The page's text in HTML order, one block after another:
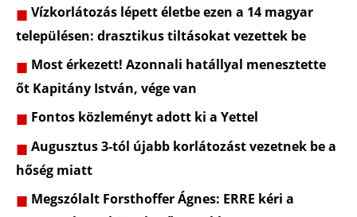
Vízkorlátozás lépett életbe ezen a 14 magyar
településen: drasztikus tiltásokat vezettek be
Most érkezett! Azonnali hatállyal menesztette
őt Kapitány István, vége van
Fontos közleményt adott ki a Yettel
Augusztus 3-tól újabb korlátozást vezetnek be a
hőség miatt
Megszólalt Forsthoffer Ágnes: ERRE kéri a